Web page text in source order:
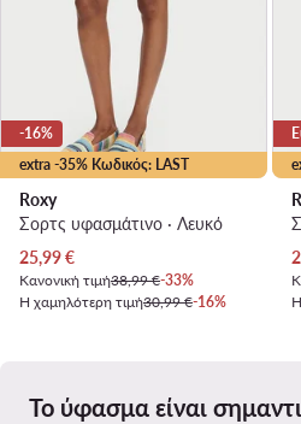
extra -35% Κωδικός: LAST
-16%
Roxy
Σορτς υφασμάτινο · Λευκό
Τρέχουσα τιμή
25,99€
Κανονική τιμή38,99 €-33%
Η χαμηλότερη τιμή30,99 €-16%
Το ύφασμα είναι